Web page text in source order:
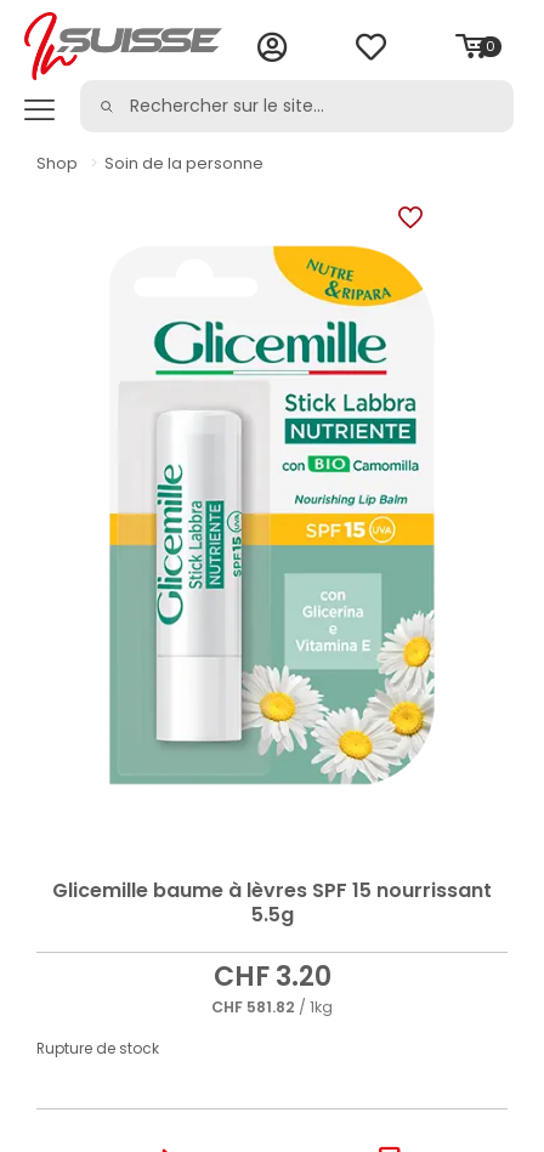
0
Shop > Soin de la personne
Glicemille baume à lèvres SPF 15 nourrissant
5.5g
CHF3.20
CHF 581.82 / 1kg
Rupture de stock